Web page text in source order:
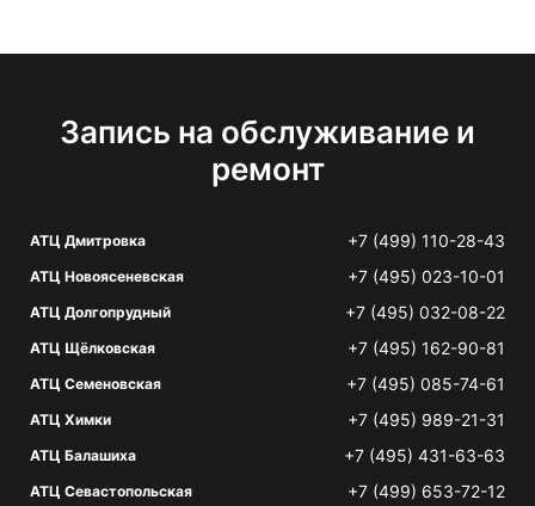
Запись на обслуживание и
ремонт
АТЦ Дмитровка +7 (499) 110-28-43
АТЦ Новоясеневская +7 (495) 023-10-01
АТЦ Долгопрудный +7 (495) 032-08-22
АТЦ Щёлковская +7 (495) 162-90-81
АТЦ Семеновская +7 (495) 085-74-61
АТЦ Химки +7 (495) 989-21-31
АТЦ Балашиха +7 (495) 431-63-63
АТЦ Севастопольская +7 (499) 653-72-12